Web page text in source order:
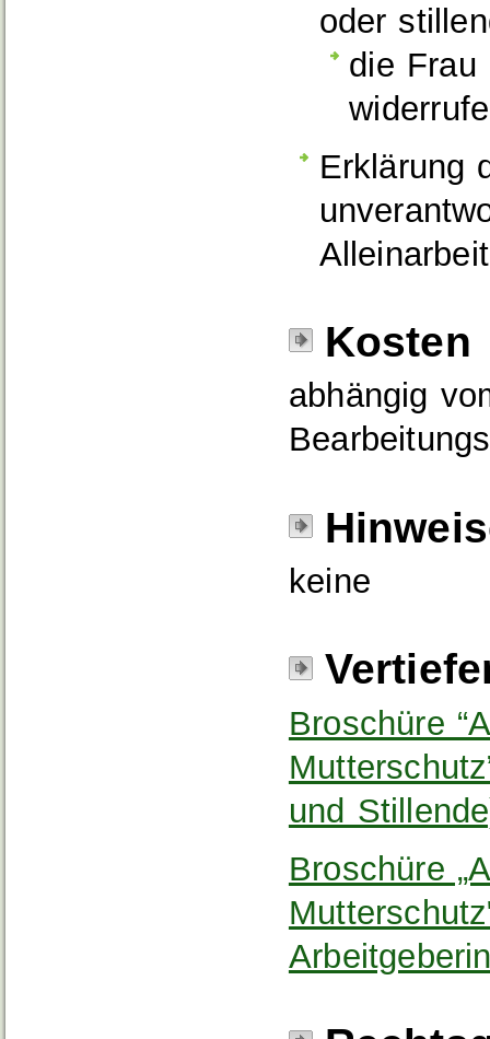
oder
die Frau
Erklärung
Kosten
abhängig
keine
Broschüre
und
Broschüre